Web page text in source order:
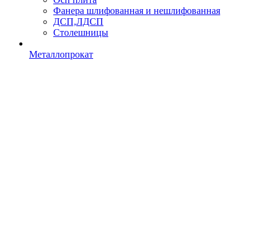
Фанера шлифованная и нешлифованная
ДСП,ЛДСП
Столешницы
Металлопрокат